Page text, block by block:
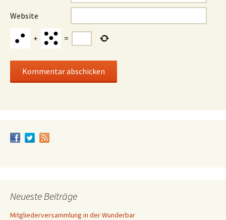
Website
+ =
Neueste Beiträge
Mitgliederversammlung in der Wunderbar